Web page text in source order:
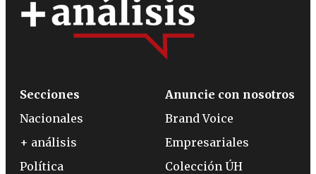
Secciones
Nacionales
+ análisis
Política
Anuncie con nosotros
Brand Voice
Empresariales
Colección ÚH